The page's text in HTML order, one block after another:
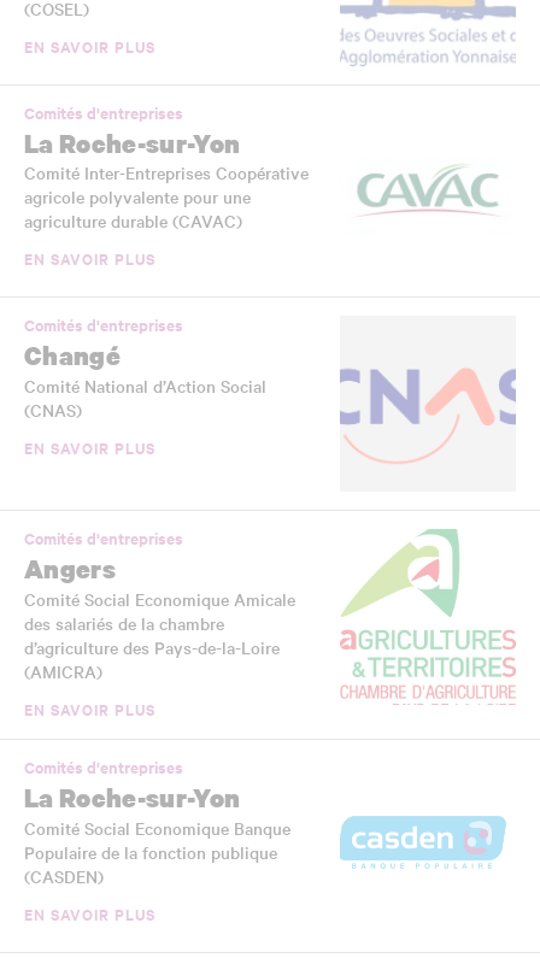
(COSEL)
EN SAVOIR PLUS
Comités d'entreprises
La Roche-sur-Yon
Comité Inter-Entreprises Coopérative
agricole polyvalente pour une
agriculture durable (CAVAC)
EN SAVOIR PLUS
Comités d'entreprises
Changé
Comité National d’Action Social
(CNAS)
EN SAVOIR PLUS
Comités d'entreprises
Angers
Comité Social Economique Amicale
des salariés de la chambre
d’agriculture des Pays-de-la-Loire
(AMICRA)
EN SAVOIR PLUS
Comités d'entreprises
La Roche-sur-Yon
Comité Social Economique Banque
Populaire de la fonction publique
(CASDEN)
EN SAVOIR PLUS